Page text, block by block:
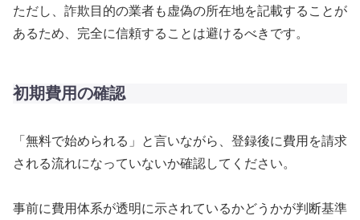
ただし、詐欺目的の業者も虚偽の所在地を記載することが
あるため、完全に信頼することは避けるべきです。
初期費用の確認
「無料で始められる」と言いながら、登録後に費用を請求
される流れになっていないか確認してください。
事前に費用体系が透明に示されているかどうかが判断基準